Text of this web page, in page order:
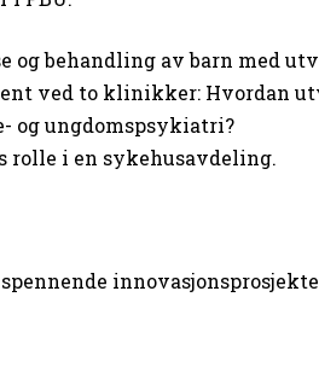
og behandling av barn med
ved to klinikker: Hvordan
og ungdomspsykiatri?
rolle i en sykehusavdeling.